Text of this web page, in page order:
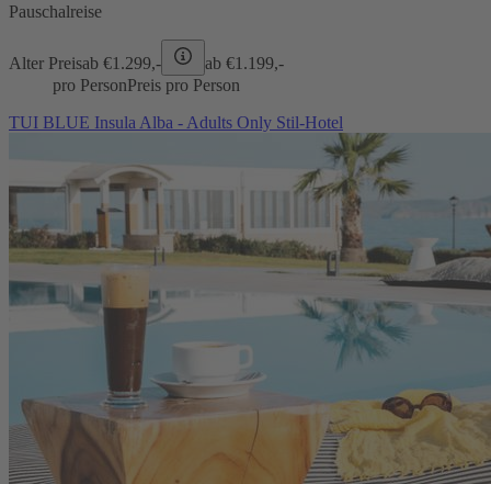
Pauschalreise
Alter Preisab €1.299,- ab €1.199,-
pro PersonPreis pro Person
TUI BLUE Insula Alba - Adults Only Stil-Hotel